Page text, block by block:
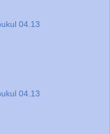
04.13
04.13